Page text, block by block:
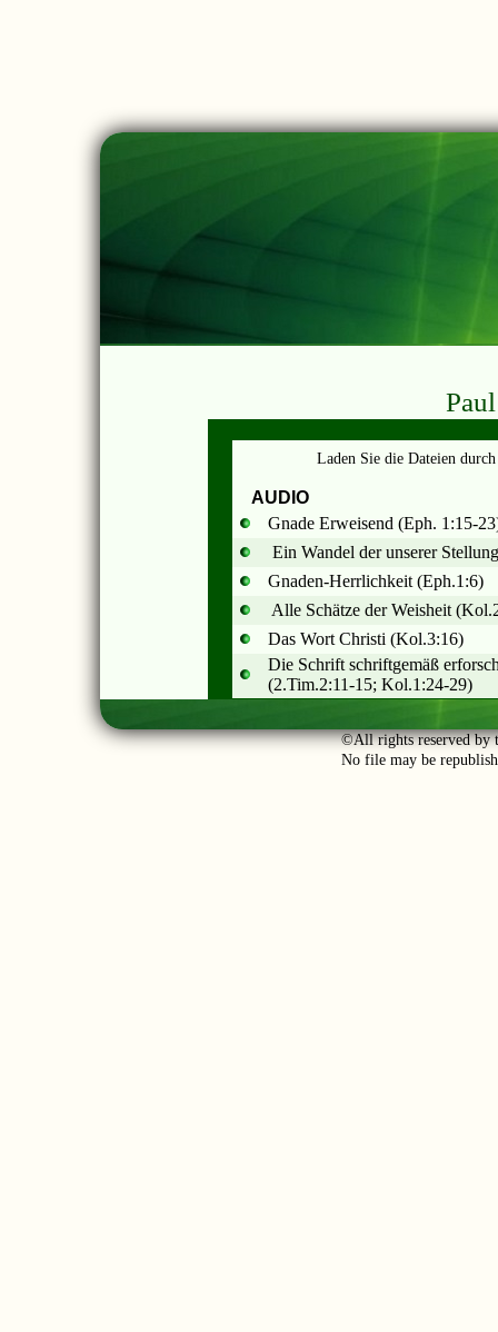
Laden Sie die Dateien
AUDIO
Gnade Erweisend (Eph. 1:15-
Ein Wandel der unserer
Gnaden-Herrlichkeit (Eph.1:6)
Alle Schätze der Weisheit
Das Wort Christi (Kol.3:16)
Die Schrift schriftgemäß
(2.Tim.2:11-15; Kol.1:24-29)
©All rights reserved by
No file may be